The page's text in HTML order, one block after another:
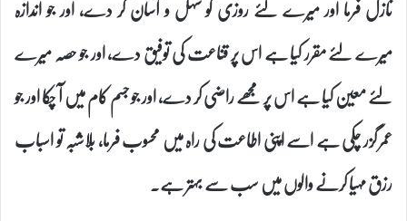
نازل فرما اور میرے لئے روزی کو سہل و آسان کر دے، اور جو اندازہ
میرے لئے مقرر کیا ہے اس پر قناعت کی توفیق دے، اور جو حصہ میرے
لئے معین کیا ہے اس پر مجھے راضی کر دے، اور جو جسم کام میں آ چکا اور جو
عمر گزر چکی ہے اسے اپنی اطاعت کی راہ میں محسوب فرما، بلاشبہ تو اسباب
رزق مہیا کرنے والوں میں سب سے بہتر ہے۔